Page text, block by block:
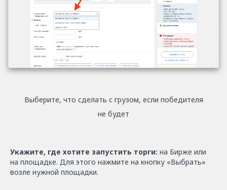
Выберите, что сделать с грузом, если победителя
не будет
Укажите, где хотите запустить торги: на Бирже или
на площадке. Для этого нажмите на кнопку «Выбрать»
возле нужной площадки.